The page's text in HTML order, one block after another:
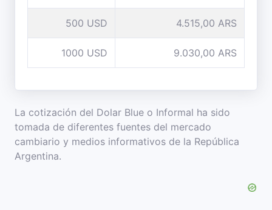
500 USD 4.515,00 ARS
1000 USD 9.030,00 ARS
La cotización del Dolar Blue o Informal ha sido
tomada de diferentes fuentes del mercado
cambiario y medios informativos de la República
Argentina.